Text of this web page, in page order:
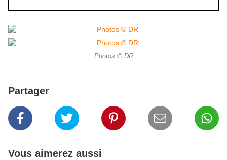
Photos © DR
Partager
Vous aimerez aussi